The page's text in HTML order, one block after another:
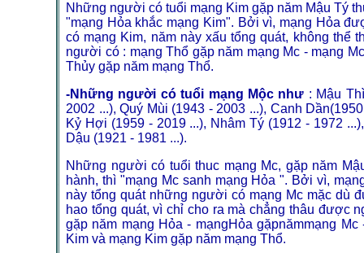
Những người có tuổi mạng Kim gặp năm Mậu Tý
"mạng Hỏa khắc mạng Kim". Bởi vì, mạng Hỏa
có mạng Kim, năm này xấu tổng quát, không
người có : mạng Thổ gặp năm mạng Mc - mạng
Thủy gặp năm mạng Thổ.
-Những người có tuổi mạng Mộc như : Mậu
2002 ...), Quý Mùi (1943 - 2003 ...), Canh
Kỷ Hợi (1959 - 2019 ...), Nhâm Tý (1912 - 1972
Dậu (1921 - 1981 ...).
Những người có tuổi thuc mạng Mc, gặp năm
hành, thì "mạng Mc sanh mạng Hỏa ". Bởi vì,
này tổng quát những người có mạng Mc mặc dù
hao tổng quát, vì chỉ cho ra mà chẳng thâu được
gặp năm mạng Hỏa - mạngHỏa gặpnămmạng
Kim và mạng Kim gặp năm mạng Thổ.